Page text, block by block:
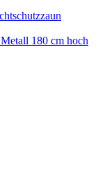
180 cm hoch